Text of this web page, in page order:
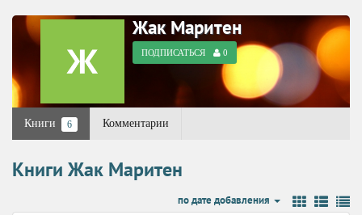
Жак Маритен
ПОДПИСАТЬСЯ 0
Книги 6 Комментарии
Книги Жак Маритен
по дате добавления